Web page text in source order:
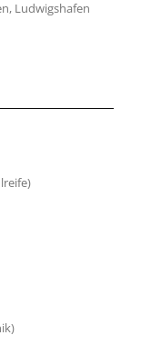
Ludwigshafen